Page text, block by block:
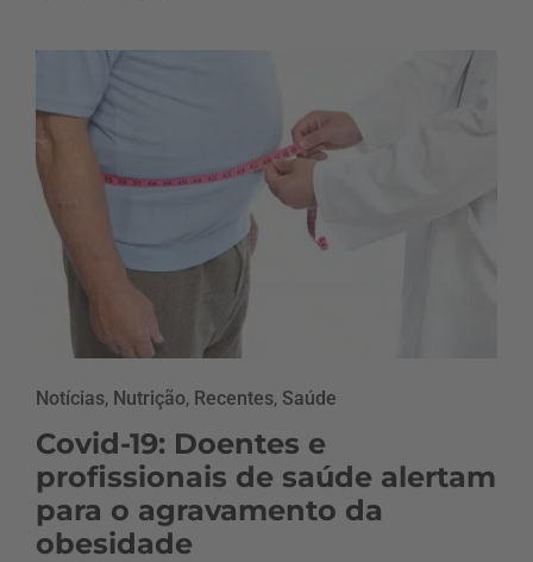
Notícias, Nutrição, Recentes, Saúde
Covid-19: Doentes e
profissionais de saúde alertam
para o agravamento da
obesidade